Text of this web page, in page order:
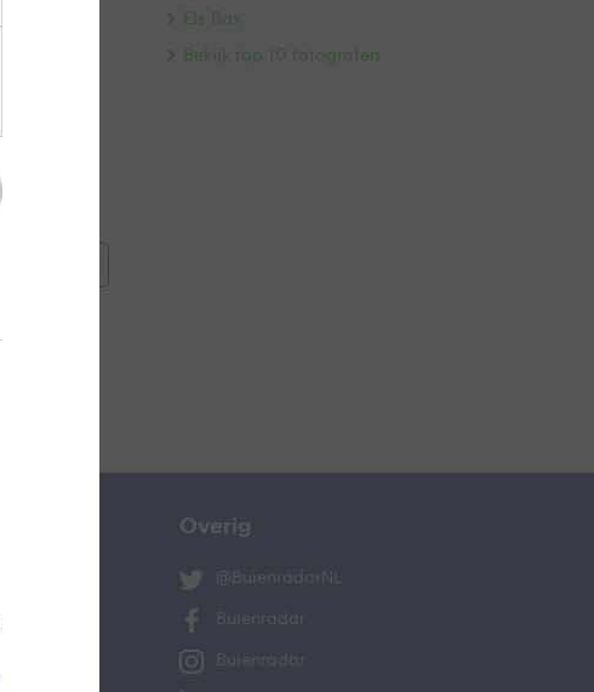
Els Bax
Bekijk top 10 fotografen
Overig
@BuienradarNL
Buienradar
Buienradar